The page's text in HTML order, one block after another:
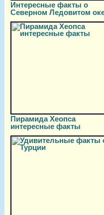
Интересные факты о
Северном Ледовитом
Пирамида Хеопса
интересные факты